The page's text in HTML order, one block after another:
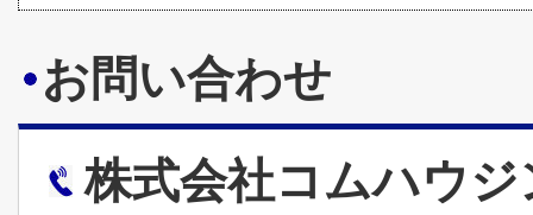
お問い合わせ
株式会社コムハウジ